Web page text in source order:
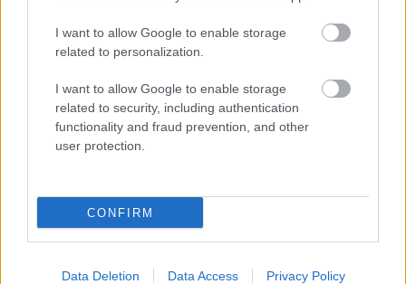
I want to allow Google to enable storage
related to personalization.
I want to allow Google to enable storage
related to security, including authentication
functionality and fraud prevention, and other
user protection.
CONFIRM
Data Deletion Data Access Privacy Policy
ENERGIATAKARÉKOSSÁG: KORÁBBAN KEZDŐDIK
A GYŐRI AUDI ETO KC PÉNTEKI FELKÉSZÜLÉSI
MÉRKŐZÉSE
előrébb hozták a Brest Bretagne Handball elleni találkozó